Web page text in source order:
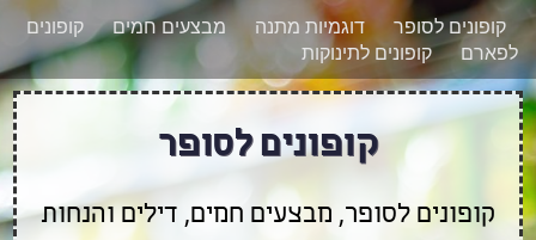
רוצים להישאר מעודכנים לגבי קופונים חדשים?
הצטרפו אלינו גם
בוואטסאפ
קופונים לסופר דוגמיות מתנה מבצעים חמים
קופונים
לפארם
קופונים לתינוקות
קופונים לסופר
קופונים לסופר, מבצעים חמים, דילים והנחות